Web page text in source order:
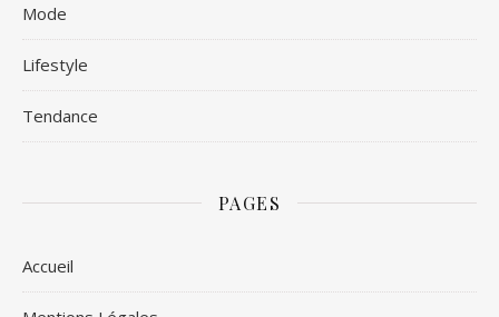
Mode
Lifestyle
Tendance
PAGES
Accueil